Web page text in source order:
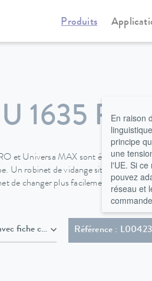
Produits
Cryothermostats
1635 P
et Universa MAX sont équipés en
Un robinet de vidange situé à l'avant
de changer plus facilement et en toute
secteur avec fiche coudée Schuko (CEE7/7)
Référence :
En raison
principe
une
l'UE. Si
pouvez
réseau et